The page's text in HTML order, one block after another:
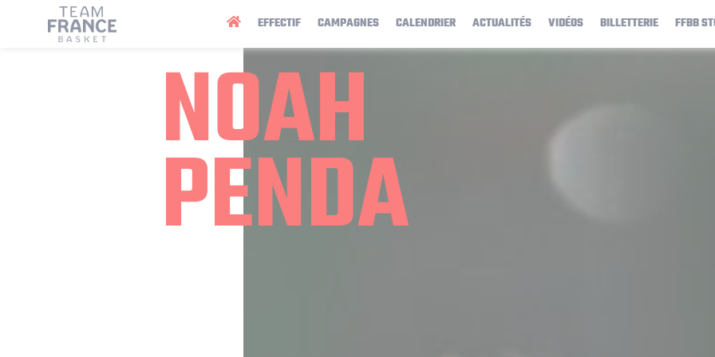
EFFECTIF CAMPAGNES CALENDRIER ACTUALITÉS VIDÉOS BILLETTERIE FFBB
NOAH
PENDA
Panneau de gestion des cookies